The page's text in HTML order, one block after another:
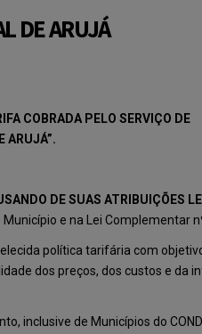
DE ARUJÁ
COBRADA PELO SERVIÇO DE
ARUJÁ”.
DE SUAS ATRIBUIÇÕES
Município e na Lei
política tarifária com
dos preços, dos custos e da
inclusive de Municípios do